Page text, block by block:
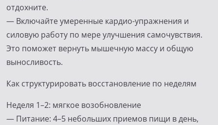
отдохните.
— Включайте умеренные кардио-упражнения и
силовую работу по мере улучшения самочувствия.
Это поможет вернуть мышечную массу и общую
выносливость.
Как структурировать восстановление по неделям
Неделя 1–2: мягкое возобновление
— Питание: 4–5 небольших приемов пищи в день,